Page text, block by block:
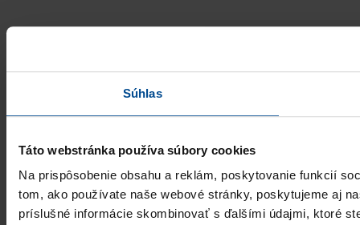
Súhlas
Táto webstránka používa súbory cookies
Na prispôsobenie obsahu a reklám, poskytovanie funkcií
tom, ako používate naše webové stránky, poskytujeme aj
príslušné informácie skombinovať s ďalšími údajmi, ktoré